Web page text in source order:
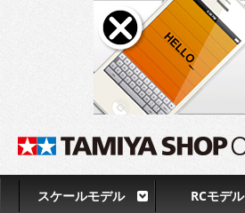
スケールモデル RCモデル